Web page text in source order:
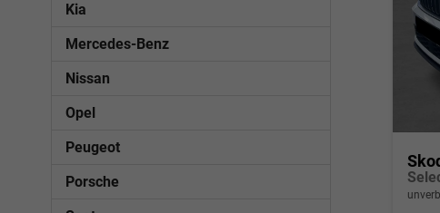
Kia
Mercedes-Benz
Nissan
Opel
Peugeot
Porsche